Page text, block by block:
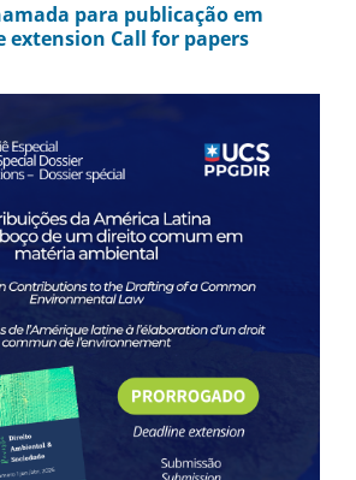
para publicação em
extension Call for papers